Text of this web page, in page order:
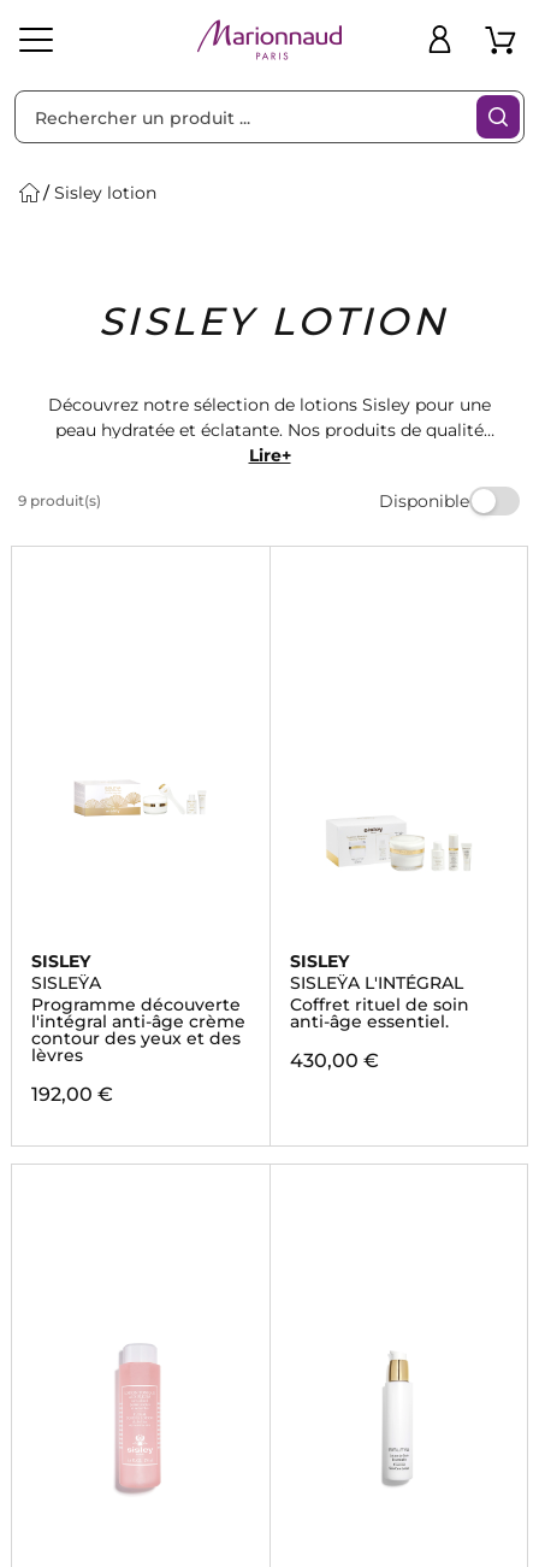
Solaire Homme Marques Idées
Cadeaux
Bons
Plans
Sisley lotion
SISLEY LOTION
Découvrez notre sélection de lotions Sisley pour une
peau hydratée et éclatante. Nos produits de qualité
vous offrent une expérience sensorielle unique.
chez Marionnaud. Prenez soin de votre peau avec nos
Lire+
9 produit(s) Disponible
Filtres
SISLEY
SISLEŸA
Programme découverte
l'intégral anti-âge crème
contour des yeux et des
lèvres
192,00 €
SISLEY
SISLEŸA L'INTÉGRAL
Coffret rituel de soin
anti-âge essentiel.
430,00 €